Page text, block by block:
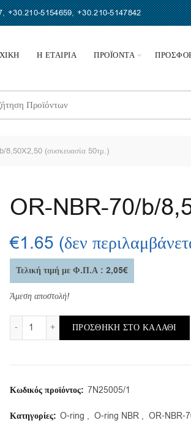
,+30.210-5154659,+30.210-5147842
Η ΕΤΑΙΡΙΑ ΠΡΟΪΟΝΤΑ
8,50X2,50 (συσκευασία 50τμ.)
OR-NBR-70/b/
€1.65 (δεν
Τελική τιμή με Φ.Π.Α : 2,05€
Άμεση αποστολή!
OR-NBR-70/b/8,50X2,50 (συσκευασία
ΠΡΟΣΘΉΚΗ ΣΤΟ ΚΑΛΆΘΙ
Κωδικός προϊόντος: 7N25005/1
Κατηγορίες: O-ring , O-ring NBR , OR-NBR-